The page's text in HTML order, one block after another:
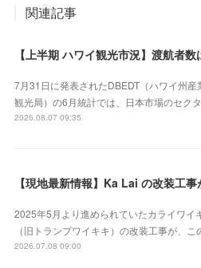
関連記事
7月31日に発表されたDBEDT（ハワイ州産
観光局）の6月統計では、日本市場のセク
2026.08.07 09:35
2025年5月より進められていたカライワイ
（旧トランプワイキキ）の改装工事が、こ
2026.07.08 09:00